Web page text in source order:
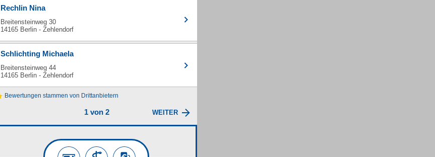
Rechlin Nina
Breitensteinweg 30
14165 Berlin - Zehlendorf
Schlichting Michaela
Breitensteinweg 44
14165 Berlin - Zehlendorf
Bewertungen stammen von Drittanbietern
1 von 2 WEITER